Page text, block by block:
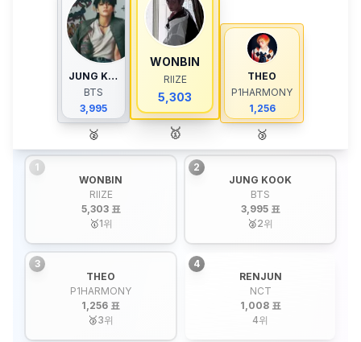
JUNG KOOK
BTS
3,995
🥈
WONBIN
RIIZE
5,303
🥇
THEO
P1HARMONY
1,256
🥉
1
WONBIN
RIIZE
5,303 표
🥇1위
2
JUNG KOOK
BTS
3,995 표
🥈2위
3
THEO
P1HARMONY
1,256 표
🥉3위
4
RENJUN
NCT
1,008 표
4위